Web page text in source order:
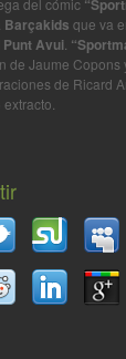
del cómic
Barçakids que va
Punt Avui
de Jaume Copons
de Ricard